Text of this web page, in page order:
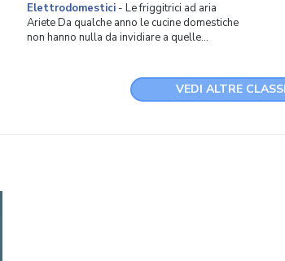
Elettrodomestici- Le friggitrici ad aria
Ariete Da qualche anno le cucine domestiche
non hanno nulla da invidiare a quelle
grado di semplificare la vita tra i fornelli,
come nel caso delle friggitrici per esempio.
VEDI ALTRE